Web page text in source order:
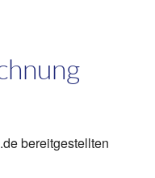
bereitgestellten